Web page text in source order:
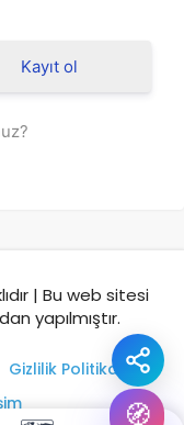
Kayıt ol
| Bu web sitesi
yapılmıştır.
Gizlilik Politikası
🧭